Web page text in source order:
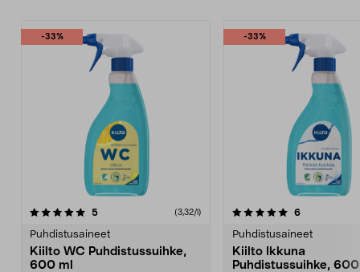
-33%
5arvostelut (3,32/l)
Puhdistusaineet
Kiilto WC Puhdistussuihke,
600 ml
-33%
5.0viidestä
6arvostelut
Puhdistusaineet
Kiilto Ikkuna
Puhdistussuihke,
4.5viidestä